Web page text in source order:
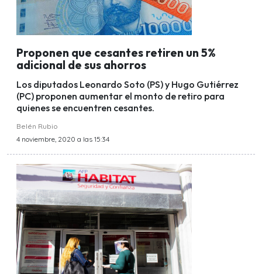
Proponen que cesantes retiren un 5%
adicional de sus ahorros
Los diputados Leonardo Soto (PS) y Hugo Gutiérrez
(PC) proponen aumentar el monto de retiro para
quienes se encuentren cesantes.
Belén Rubio
4 noviembre, 2020 a las 15:34